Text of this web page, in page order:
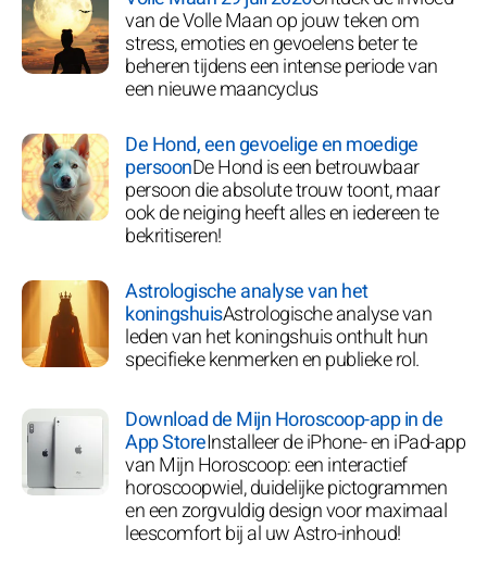
van de Volle Maan op jouw teken om
stress, emoties en gevoelens beter te
beheren tijdens een intense periode van
een nieuwe maancyclus
De Hond, een gevoelige en moedige
persoonDe Hond is een betrouwbaar
persoon die absolute trouw toont, maar
ook de neiging heeft alles en iedereen te
bekritiseren!
Astrologische analyse van het
koningshuisAstrologische analyse van
leden van het koningshuis onthult hun
specifieke kenmerken en publieke rol.
Download de Mijn Horoscoop-app in de
App StoreInstalleer de iPhone- en iPad-app
van Mijn Horoscoop: een interactief
horoscoopwiel, duidelijke pictogrammen
en een zorgvuldig design voor maximaal
leescomfort bij al uw Astro-inhoud!